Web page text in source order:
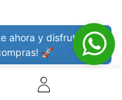
ahora y disfruta de
🚀